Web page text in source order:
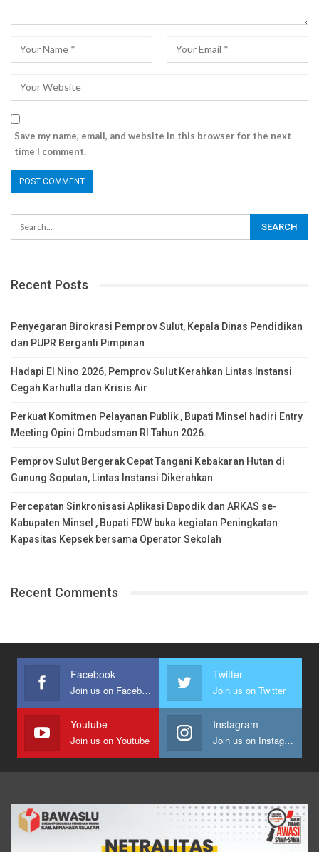
Save my name, email, and website in this browser for the next
time I comment.
Recent Posts
Penyegaran Birokrasi Pemprov Sulut, Kepala Dinas Pendidikan
dan PUPR Berganti Pimpinan
Hadapi El Nino 2026, Pemprov Sulut Kerahkan Lintas Instansi
Cegah Karhutla dan Krisis Air
Perkuat Komitmen Pelayanan Publik , Bupati Minsel hadiri Entry
Meeting Opini Ombudsman RI Tahun 2026.
Pemprov Sulut Bergerak Cepat Tangani Kebakaran Hutan di
Gunung Soputan, Lintas Instansi Dikerahkan
Percepatan Sinkronisasi Aplikasi Dapodik dan ARKAS se-
Kabupaten Minsel , Bupati FDW buka kegiatan Peningkatan
Kapasitas Kepsek bersama Operator Sekolah
Recent Comments
Facebook
Join us on Facebook
Twitter
Join us on Twitter
Youtube
Join us on Youtube
Instagram
Join us on Instagram